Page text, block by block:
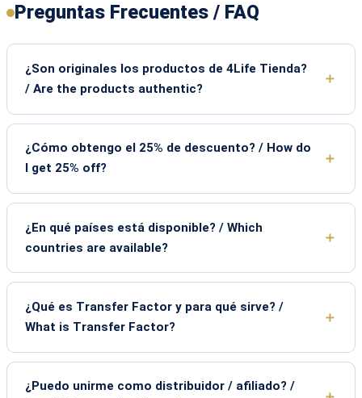
Preguntas Frecuentes / FAQ
¿Son originales los productos de 4Life Tienda?
/ Are the products authentic?
¿Cómo obtengo el 25% de descuento? / How do
I get 25% off?
¿En qué países está disponible? / Which
countries are available?
¿Qué es Transfer Factor y para qué sirve? /
What is Transfer Factor?
¿Puedo unirme como distribuidor / afiliado? /